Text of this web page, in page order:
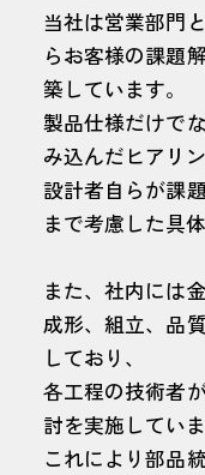
当社は営業部門
らお客様の課題
築しています。
製品仕様だけで
み込んだヒアリン
設計者自らが課
まで考慮した具
また、社内には
成形、組立、品
しており、
各工程の技術者
討を実施していま
これにより部品